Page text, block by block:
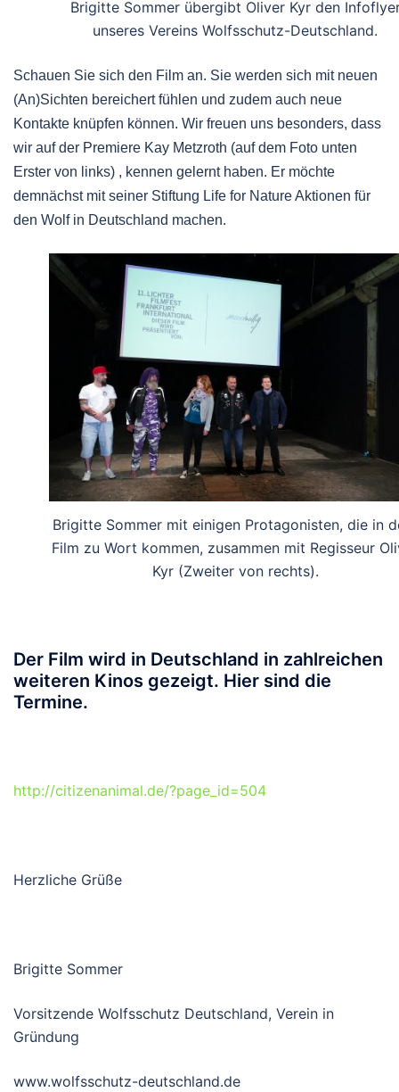
Brigitte Sommer übergibt Oliver Kyr den
unseres Vereins Wolfsschutz-Deutschland.
Schauen Sie sich den Film an. Sie werden sich mit neuen
(An)Sichten bereichert fühlen und zudem auch neue
Kontakte knüpfen können. Wir freuen uns besonders, dass
wir auf der Premiere Kay Metzroth (auf dem Foto unten
Erster von links) , kennen gelernt haben. Er möchte
demnächst mit seiner Stiftung Life for Nature Aktionen für
den Wolf in Deutschland machen.
Brigitte Sommer mit einigen Protagonisten, die in
Film zu Wort kommen, zusammen mit Regisseur
Kyr (Zweiter von rechts).
Der Film wird in Deutschland in zahlreichen
weiteren Kinos gezeigt. Hier sind die
Termine.
http://citizenanimal.de/?page_id=504
Herzliche Grüße
Brigitte Sommer
Vorsitzende Wolfsschutz Deutschland, Verein in
Gründung
www.wolfsschutz-deutschland.de